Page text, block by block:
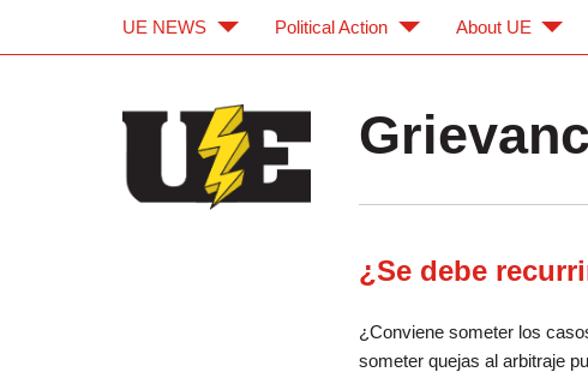
¿Se debe
¿Conviene someter los
someter quejas al arbitraje
UE NEWS Political Action About UE